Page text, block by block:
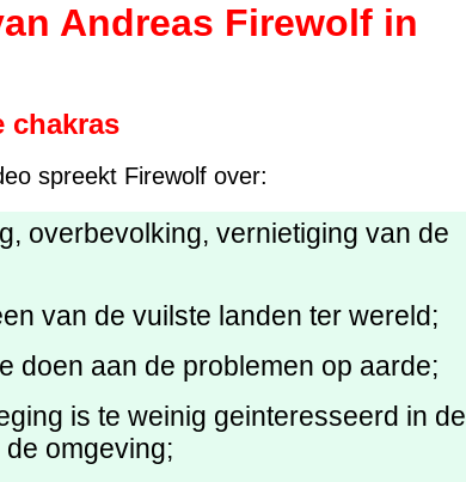
Andreas Firewolf in
chakras
spreekt Firewolf over:
overbevolking, vernietiging van de
van de vuilste landen ter wereld;
doen aan de problemen op aarde;
is te weinig geinteresseerd in de
omgeving;